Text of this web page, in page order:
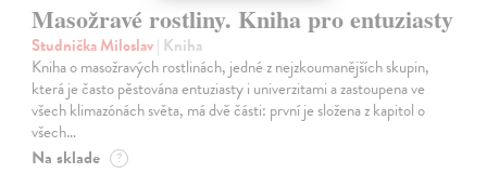
Masožravé rostliny. Kniha pro entuziasty
Studnička Miloslav| Kniha
Kniha o masožravých rostlinách, jedné z nejzkoumanějších skupin,
která je často pěstována entuziasty i univerzitami a zastoupena ve
všech klimazónách světa, má dvě části: první je složena z kapitol o
všech…
Na sklade ?